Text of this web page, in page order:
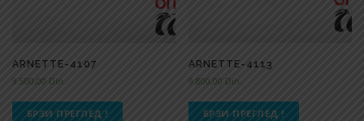
ARNETTE-4107
9.500,00 Din.
БРЗИ ПРЕГЛЕД !
ARNETTE-4113
9.800,00 Din.
БРЗИ ПРЕГЛЕД !